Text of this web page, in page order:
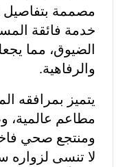
مصممة بتفاصيل
خدمة فائقة
الضيوق، مما
والرفاهية.
يتميز بمرافقه
مطاعم عالمية،
ومنتجع صحي
لا تنسى لزواره